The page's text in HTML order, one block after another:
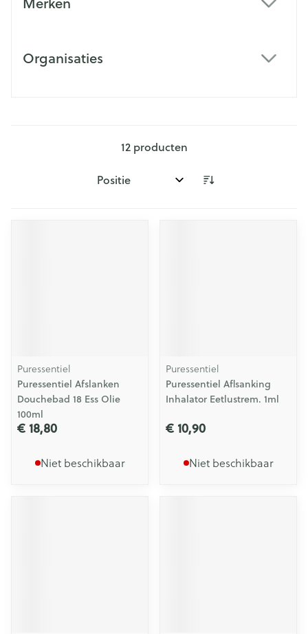
Organisaties
12producten
Sorteer op:
Puressentiel
Puressentiel Afslanken
Douchebad 18 Ess Olie
100ml
€ 18,80
Niet beschikbaar
Puressentiel
Puressentiel Aflsanking
Inhalator Eetlustrem. 1ml
€ 10,90
Niet beschikbaar